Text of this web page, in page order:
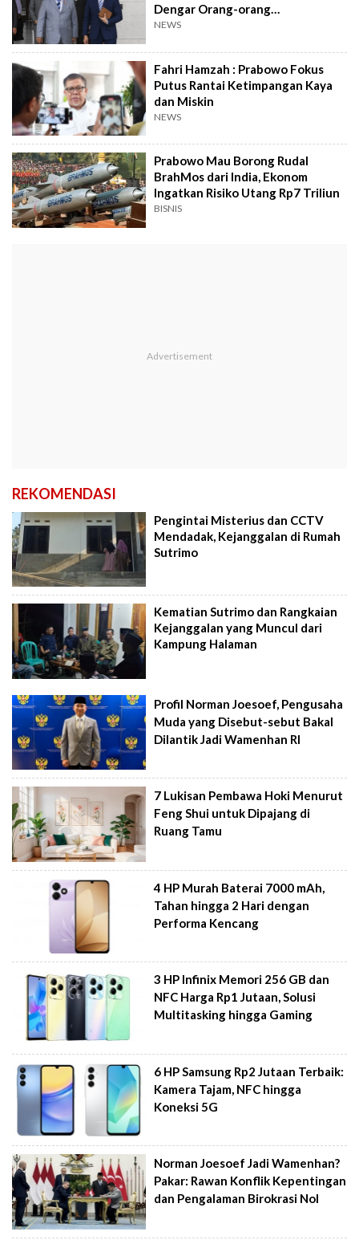
Dengar Orang-orang
Berpengalaman
NEWS
Fahri Hamzah : Prabowo Fokus
Putus Rantai Ketimpangan Kaya
dan Miskin
NEWS
Prabowo Mau Borong Rudal
BrahMos dari India, Ekonom
Ingatkan Risiko Utang Rp7 Triliun
BISNIS
REKOMENDASI
Pengintai Misterius dan CCTV
Mendadak, Kejanggalan di Rumah
Sutrimo
Kematian Sutrimo dan Rangkaian
Kejanggalan yang Muncul dari
Kampung Halaman
Profil Norman Joesoef, Pengusaha
Muda yang Disebut-sebut Bakal
Dilantik Jadi Wamenhan RI
7 Lukisan Pembawa Hoki Menurut
Feng Shui untuk Dipajang di
Ruang Tamu
4 HP Murah Baterai 7000 mAh,
Tahan hingga 2 Hari dengan
Performa Kencang
3 HP Infinix Memori 256 GB dan
NFC Harga Rp1 Jutaan, Solusi
Multitasking hingga Gaming
6 HP Samsung Rp2 Jutaan Terbaik:
Kamera Tajam, NFC hingga
Koneksi 5G
Norman Joesoef Jadi Wamenhan?
Pakar: Rawan Konflik Kepentingan
dan Pengalaman Birokrasi Nol